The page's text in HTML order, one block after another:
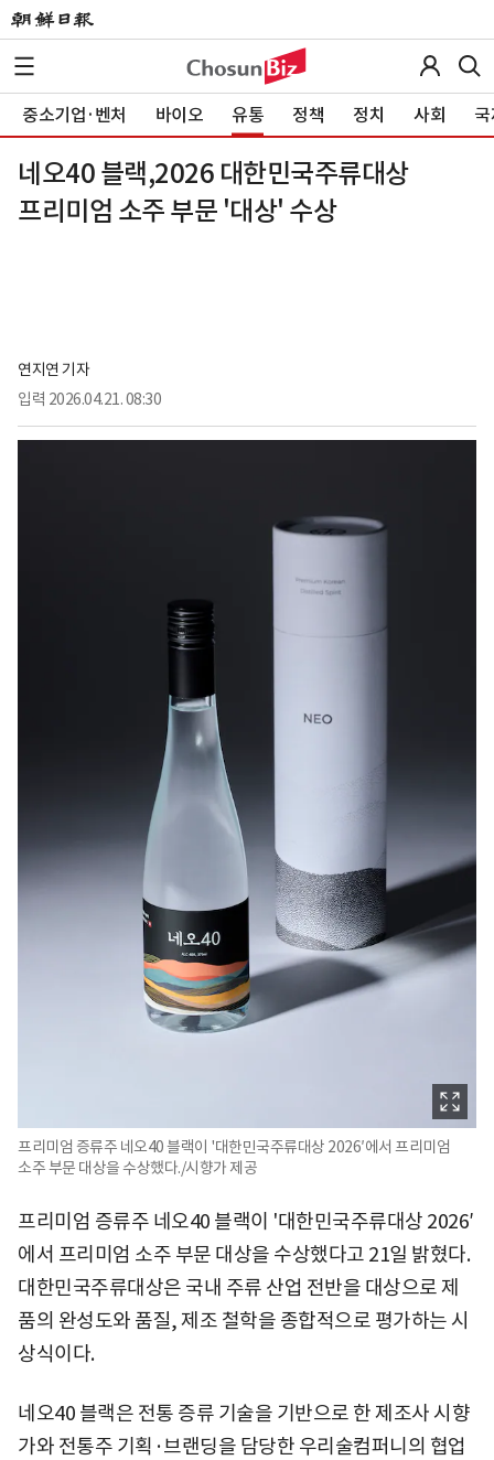
중소기업·벤처 바이오 유통 정책 정치 사회
네오40 블랙,2026 대한민국주류대상
프리미엄 소주 부문 '대상' 수상
연지연 기자
입력 2026.04.21. 08:30
프리미엄 증류주 네오40 블랙이 '대한민국주류대상 2026′에서 프리미엄
소주 부문 대상을 수상했다./시향가 제공
프리미엄 증류주 네오40 블랙이 '대한민국주류대상 2026′
에서 프리미엄 소주 부문 대상을 수상했다고 21일 밝혔다.
대한민국주류대상은 국내 주류 산업 전반을 대상으로 제
품의 완성도와 품질, 제조 철학을 종합적으로 평가하는 시
상식이다.
네오40 블랙은 전통 증류 기술을 기반으로 한 제조사 시향
가와 전통주 기획·브랜딩을 담당한 우리술컴퍼니의 협업